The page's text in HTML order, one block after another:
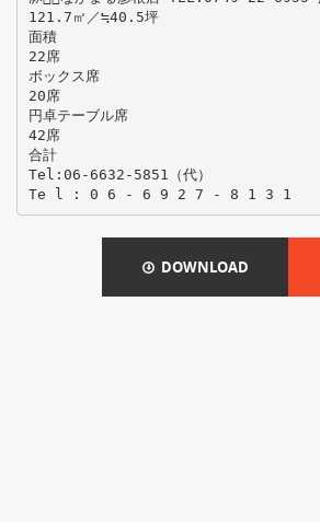
121.7㎡／≒40.5坪
面積
22席
ボックス席
20席
円卓テーブル席
42席
合計
Tel:06-6632-5851（代）
DOWNLOAD